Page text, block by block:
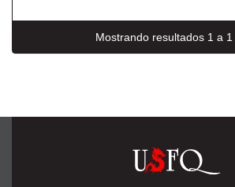
Mostrando resultados 1 a 1